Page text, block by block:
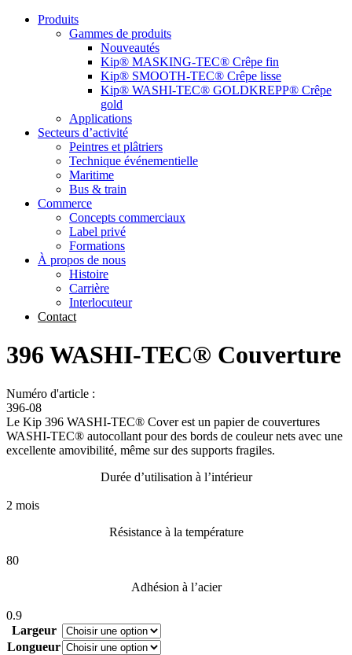
Produits
Gammes de produits
Nouveautés
Kip® MASKING-TEC® Crêpe fin
Kip® SMOOTH-TEC® Crêpe lisse
Kip® WASHI-TEC® GOLDKREPP® Crêpe
gold
Applications
Secteurs d’activité
Peintres et plâtriers
Technique événementielle
Maritime
Bus & train
Commerce
Concepts commerciaux
Label privé
Formations
À propos de nous
Histoire
Carrière
Interlocuteur
Contact
396 WASHI-TEC® Couverture
Numéro d'article :
396-08
Le Kip 396 WASHI-TEC® Cover est un papier de couvertures
WASHI-TEC® autocollant pour des bords de couleur nets avec une
excellente amovibilité, même sur des supports fragiles.
Durée d’utilisation à l’intérieur
2 mois
Résistance à la température
80
Adhésion à l’acier
0.9
Largeur
Longueur